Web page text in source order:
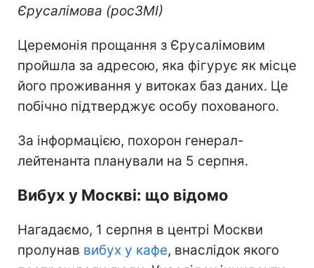
Єрусалімова (росЗМІ)
Церемонія прощання з Єрусалімовим
пройшла за адресою, яка фігурує як місце
його проживання у витоках баз даних. Це
побічно підтверджує особу похованого.
За інформацією, похорон генерал-
лейтенанта планували на 5 серпня.
Вибух у Москві: що відомо
Нагадаємо, 1 серпня в центрі Москви
пролунав вибух у кафе, внаслідок якого